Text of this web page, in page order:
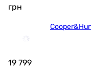
грн
19 799